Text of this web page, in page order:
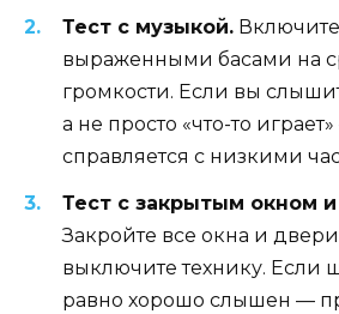
Тест с музыкой.
выраженными басами на
громкости. Если вы
а не просто «что-то
справляется с низкими
Тест с закрытым окном
Закройте все окна и
выключите технику. Если
равно хорошо слышен —